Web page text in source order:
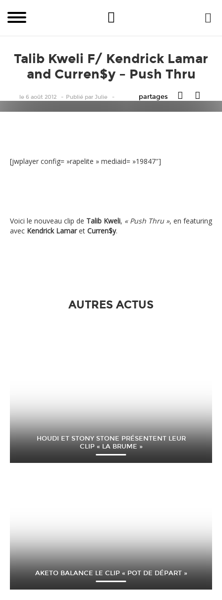
Talib Kweli F/ Kendrick Lamar
and Curren$y – Push Thru
le 6 août 2012 Publié par Julie partages
[jwplayer config= »rapelite » mediaid= »19847″]
Voici le nouveau clip de Talib Kweli, « Push Thru », en featuring
avec Kendrick Lamaret Curren$y.
AUTRES ACTUS
HOUDI ET STONY STONE PRÉSENTENT LEUR
CLIP « LA BRUME »
AKETO BALANCE LE CLIP « POT DE DÉPART »